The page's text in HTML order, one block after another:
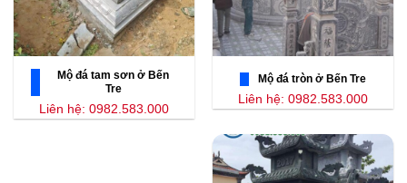
Mộ đá tam sơn ở Bến
Tre
Liên hệ: 0982.583.000
Mộ đá tròn ở Bến Tre
Liên hệ: 0982.583.000